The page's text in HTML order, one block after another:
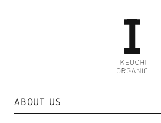
ABOUT US